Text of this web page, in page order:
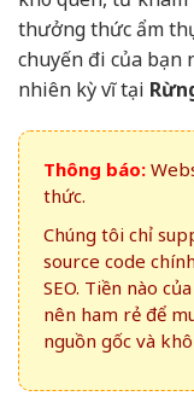
thưởng thức ẩm
chuyến đi của bạn
nhiên kỳ vĩ tại
Thông báo:
thức.
Chúng tôi chỉ
source code
SEO. Tiền nào
nên ham rẻ để
nguồn gốc và